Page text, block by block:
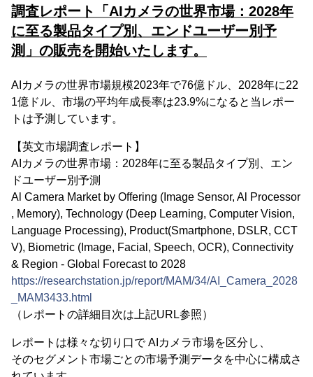
調査レポート「AIカメラの世界市場：2028年
に至る製品タイプ別、エンドユーザー別予
測」の販売を開始いたします。
AIカメラの世界市場規模2023年で76億ドル、2028年に22
1億ドル、市場の平均年成長率は23.9%になると当レポー
トは予測しています。
【英文市場調査レポート】
AIカメラの世界市場：2028年に至る製品タイプ別、エン
ドユーザー別予測
Al Camera Market by Offering (Image Sensor, Al Processor
, Memory), Technology (Deep Learning, Computer Vision,
Language Processing), Product(Smartphone, DSLR, CCT
V), Biometric (Image, Facial, Speech, OCR), Connectivity
& Region - Global Forecast to 2028
https://researchstation.jp/report/MAM/34/AI_Camera_2028
_MAM3433.html
（レポートの詳細目次は上記URL参照）
レポートは様々な切り口で AIカメラ市場を区分し、
そのセグメント市場ごとの市場予測データを中心に構成さ